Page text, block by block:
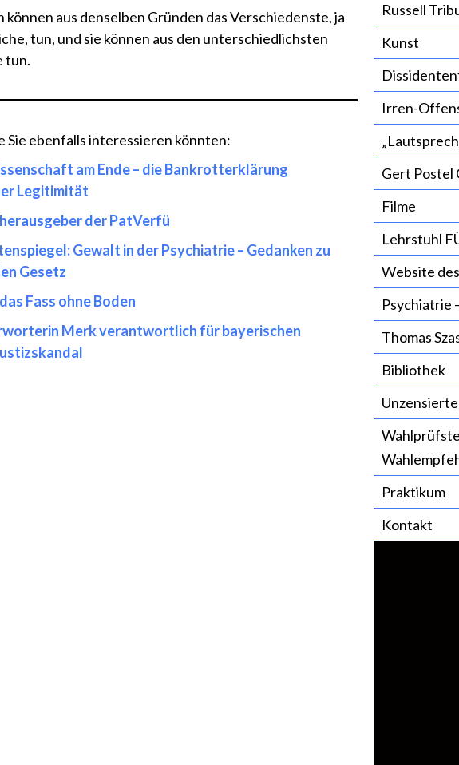
aus denselben Gründen das Verschiedenste, ja
tun, und sie können aus den unterschiedlichsten
tun.
Sie ebenfalls interessieren könnten:
am Ende – die Bankrotterklärung
Legitimität
der PatVerfü
Gewalt in der Psychiatrie – Gedanken zu
Gesetz
Fass ohne Boden
Merk verantwortlich für bayerischen
Russell
Kunst
Irren-
Gert Postel
Filme
Lehrstuhl
Website
Psychiatrie
Thomas
Bibliothek
Praktikum
Kontakt